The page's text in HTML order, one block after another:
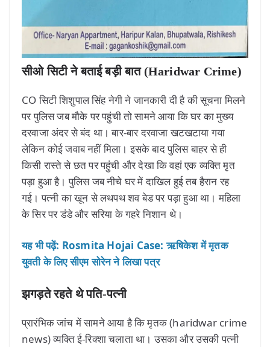
सीओ सिटी ने बताई बड़ी बात (Haridwar Crime)
CO सिटी शिशुपाल सिंह नेगी ने जानकारी दी है की सूचना मिलने
पर पुलिस जब मौके पर पहुंची तो सामने आया कि घर का मुख्य
दरवाजा अंदर से बंद था। बार-बार दरवाजा खटखटाया गया
लेकिन कोई जवाब नहीं मिला। इसके बाद पुलिस बाहर से ही
किसी रास्ते से छत पर पहुंची और देखा कि वहां एक व्यक्ति मृत
पड़ा हुआ है। पुलिस जब नीचे घर में दाखिल हुई तब हैरान रह
गई। पत्नी का खून से लथपथ शव बेड पर पड़ा हुआ था। महिला
के सिर पर डंडे और सरिया के गहरे निशान थे।
यह भी पढ़ें: Rosmita Hojai Case: ऋषिकेश में मृतक
युवती के लिए सीएम सोरेन ने लिखा पत्र
झगड़ते रहते थे पति-पत्नी
प्रारंभिक जांच में सामने आया है कि मृतक (haridwar crime
news) व्यक्ति ई-रिक्शा चलाता था। उसका और उसकी पत्नी